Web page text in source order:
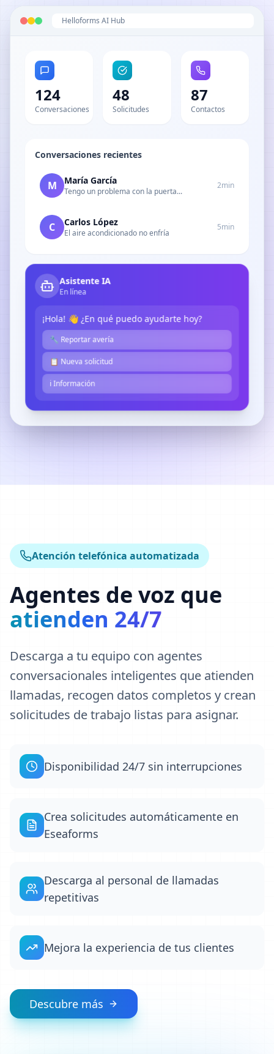
Helloforms AI Hub
124
Conversaciones
48
Solicitudes
87
Contactos
Conversaciones recientes
M María García
Tengo un problema con la puerta...
2min
C Carlos López
El aire acondicionado no enfría
5min
Asistente IA
En línea
¡Hola! 👋 ¿En qué puedo ayudarte hoy?
🔧 Reportar avería
📋 Nueva solicitud
ℹ️ Información
Atención telefónica automatizada
Agentes de voz que
atienden 24/7
Descarga a tu equipo con agentes
conversacionales inteligentes que atienden
llamadas, recogen datos completos y crean
solicitudes de trabajo listas para asignar.
Disponibilidad 24/7 sin interrupciones
Crea solicitudes automáticamente en
Eseaforms
Descarga al personal de llamadas
repetitivas
Mejora la experiencia de tus clientes
Descubre más